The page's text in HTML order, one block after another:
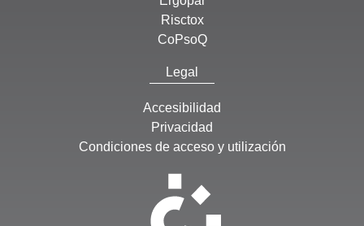
Risctox
CoPsoQ
Legal
Accesibilidad
Privacidad
Condiciones de acceso y utilización